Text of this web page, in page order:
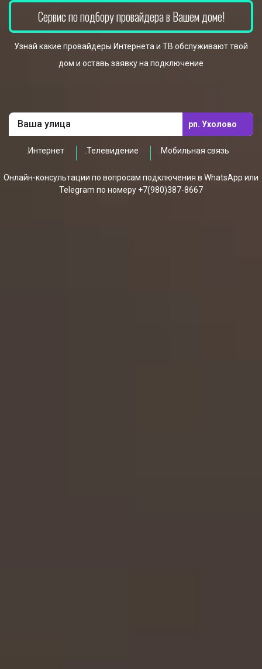
Сервис по подбору провайдера в Вашем доме!
Узнай какие провайдеры Интернета и ТВ обслуживают твой
дом и оставь заявку на подключение
рп. Ухолово
.Интернет .Телевидение .Мобильная связь
Онлайн-консультации по вопросам подключения в WhatsApp или
Telegram по номеру +7(980)387-8667